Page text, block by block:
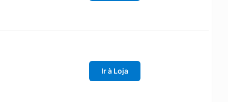
Ir à Loja